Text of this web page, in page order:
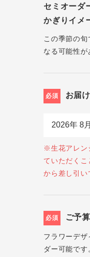
セミオーダ
かぎりイメ
この季節の
なる可能性が
必須 お届
※生花アレン
ていただく
から差し引い
必須 ご予
フラワーデ
ダー可能です